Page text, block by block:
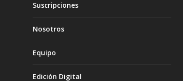
Suscripciones
Nosotros
Equipo
Edición Digital